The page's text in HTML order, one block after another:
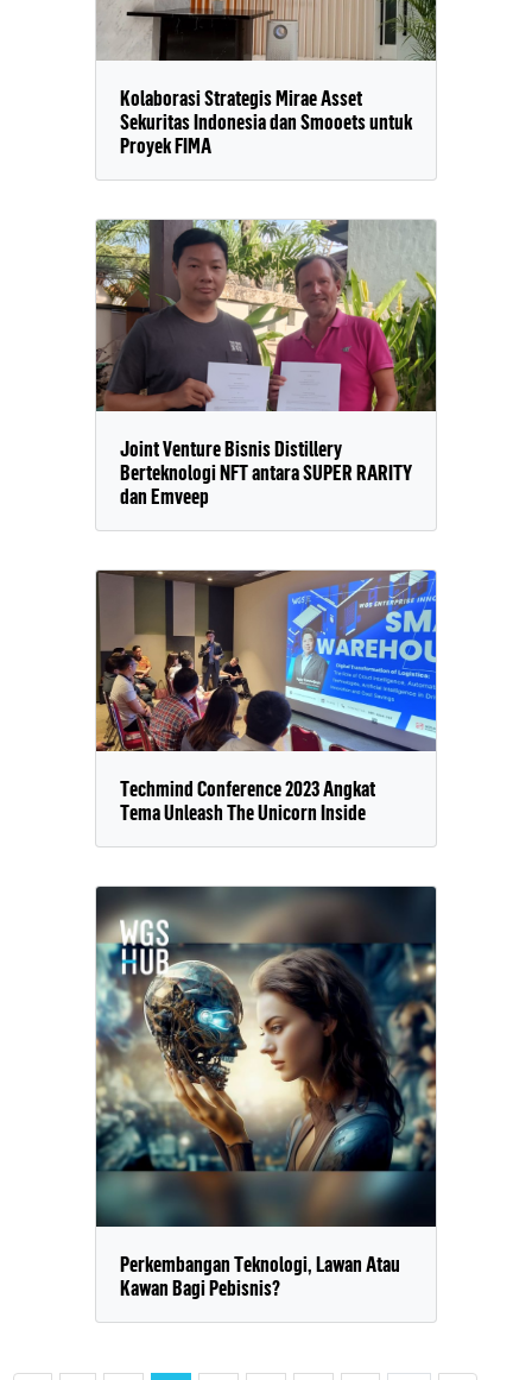
Kolaborasi Strategis Mirae Asset
Sekuritas Indonesia dan Smooets untuk
Proyek FIMA
Joint Venture Bisnis Distillery
Berteknologi NFT antara SUPER RARITY
dan Emveep
Techmind Conference 2023 Angkat
Tema Unleash The Unicorn Inside
Perkembangan Teknologi, Lawan Atau
Kawan Bagi Pebisnis?